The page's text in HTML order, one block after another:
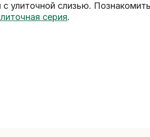
улиточной слизью.
серия.